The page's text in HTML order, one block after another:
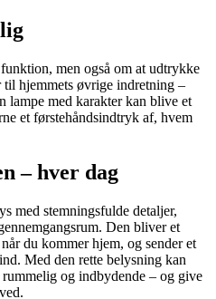
men også om at udtrykke
hjemmets øvrige indretning –
lampe med karakter kan blive et
et førstehåndsindtryk af, hvem
– hver dag
med stemningsfulde detaljer,
Den bliver et
du kommer hjem, og sender et
Med den rette belysning kan
og indbydende – og give